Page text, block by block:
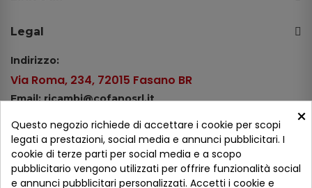
Legal
Indirizzo:
Via Roma, 234, 72015 Fasano BR
Email: ricambi@cofanosrl.it
Tel.: +39 080 44 13 478
WhatsApp: +39 334 98 51 100
×
Questo negozio richiede di accettare i cookie per scopi
legati a prestazioni, social media e annunci pubblicitari. I
cookie di terze parti per social media e a scopo
pubblicitario vengono utilizzati per offrire funzionalità social
e annunci pubblicitari personalizzati. Accetti i cookie e